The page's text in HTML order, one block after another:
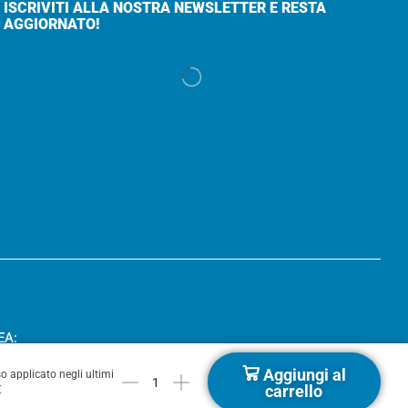
ISCRIVITI ALLA NOSTRA NEWSLETTER E RESTA
AGGIORNATO!
applicato negli ultimi
Aggiungi al
carrello